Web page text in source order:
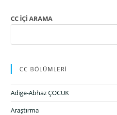
CC İÇİ ARAMA
CC BÖLÜMLERİ
Adige-Abhaz ÇOCUK
Araştırma